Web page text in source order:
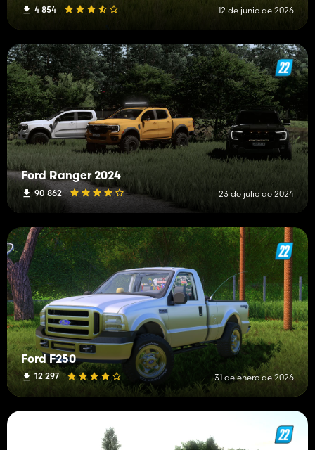
4 854 12 de junio de 2026
Ford Ranger 2024
90 862 23 de julio de 2024
Ford F250
12 297 31 de enero de 2026